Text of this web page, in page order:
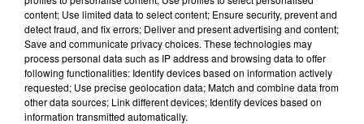
TITRES DIFFUSÉS
content; Use limited data to select content; Ensure security, prevent and
detect fraud, and fix errors; Deliver and present advertising and content;
Save and communicate privacy choices. These technologies may
process personal data such as IP address and browsing data to offer
following functionalities: Identify devices based on information actively
requested; Use precise geolocation data; Match and combine data from
other data sources; Link different devices; Identify devices based on
information transmitted automatically.